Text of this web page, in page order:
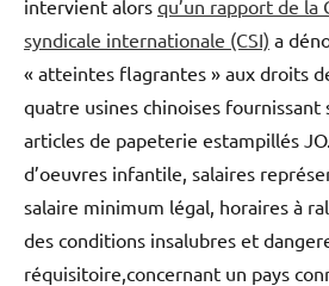
intervient alors qu’un rapport de la
syndicale internationale (CSI) a
« atteintes flagrantes » aux droits
quatre usines chinoises fournissant
articles de papeterie estampillés
d’oeuvres infantile, salaires
salaire minimum légal, horaires à
des conditions insalubres et
réquisitoire,concernant un pays